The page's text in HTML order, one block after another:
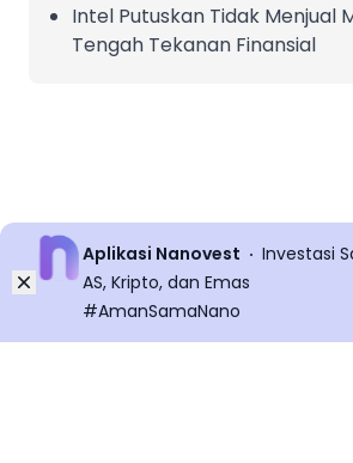
Intel Putuskan Tidak Menjual
Tengah Tekanan Finansial
Dismiss
Aplikasi Nanovest
Investasi
AS, Kripto, dan Emas
#AmanSamaNano